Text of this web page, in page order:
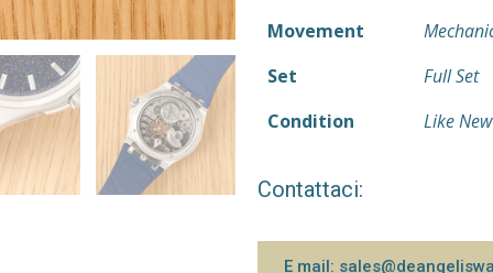
Movement
Set
Full Set
Condition
Like
Contattaci:
E mail: